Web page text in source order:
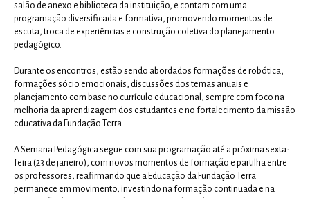
salão de anexo e biblioteca da instituição, e contam com uma
programação diversificada e formativa, promovendo momentos de
escuta, troca de experiências e construção coletiva do planejamento
pedagógico.
Durante os encontros, estão sendo abordados formações de robótica,
formações sócio emocionais, discussões dos temas anuais e
planejamento com base no currículo educacional, sempre com foco na
melhoria da aprendizagem dos estudantes e no fortalecimento da missão
educativa da Fundação Terra.
A Semana Pedagógica segue com sua programação até a próxima sexta-
feira (23 de janeiro), com novos momentos de formação e partilha entre
os professores, reafirmando que a Educação da Fundação Terra
permanece em movimento, investindo na formação continuada e na